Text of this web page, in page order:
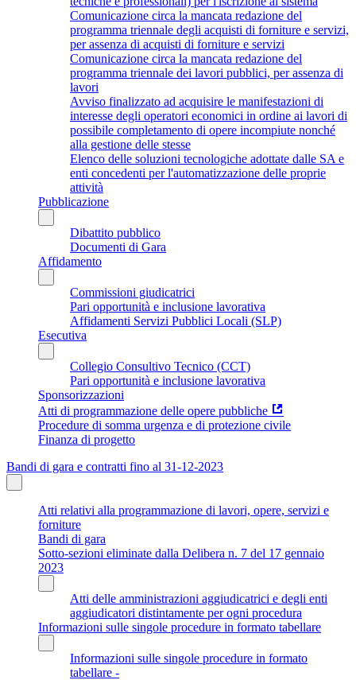
Comunicazione circa la mancata redazione del
programma triennale degli acquisti di forniture e servizi,
per assenza di acquisti di forniture e servizi
Comunicazione circa la mancata redazione del
programma triennale dei lavori pubblici, per assenza di
lavori
Avviso finalizzato ad acquisire le manifestazioni di
interesse degli operatori economici in ordine ai lavori di
possibile completamento di opere incompiute nonché
alla gestione delle stesse
Elenco delle soluzioni tecnologiche adottate dalle SA e
enti concedenti per l'automatizzazione delle proprie
attività
Pubblicazione
Dibattito pubblico
Documenti di Gara
Affidamento
Commissioni giudicatrici
Pari opportunità e inclusione lavorativa
Affidamenti Servizi Pubblici Locali (SLP)
Esecutiva
Collegio Consultivo Tecnico (CCT)
Pari opportunità e inclusione lavorativa
Sponsorizzazioni
Atti di programmazione delle opere pubbliche
Procedure di somma urgenza e di protezione civile
Finanza di progetto
Bandi di gara e contratti fino al 31-12-2023
Atti relativi alla programmazione di lavori, opere, servizi e
forniture
Bandi di gara
Sotto-sezioni eliminate dalla Delibera n. 7 del 17 gennaio
2023
Atti delle amministrazioni aggiudicatrici e degli enti
aggiudicatori distintamente per ogni procedura
Informazioni sulle singole procedure in formato tabellare
Informazioni sulle singole procedure in formato
tabellare -